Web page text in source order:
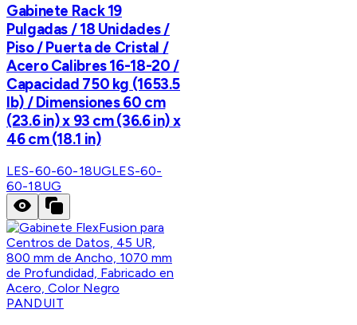
Gabinete Rack 19
Pulgadas / 18 Unidades /
Piso / Puerta de Cristal /
Acero Calibres 16-18-20 /
Capacidad 750 kg (1653.5
lb) / Dimensiones 60 cm
(23.6 in) x 93 cm (36.6 in) x
46 cm (18.1 in)
LES-60-60-18UGLES-60-
60-18UG
PANDUIT